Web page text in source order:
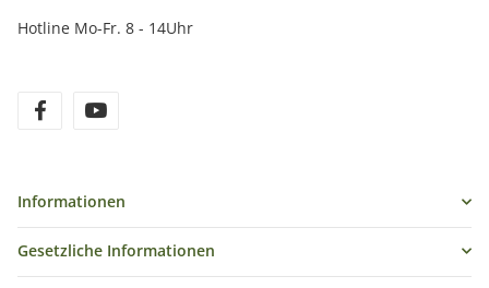
Hotline Mo-Fr. 8 - 14Uhr
Informationen
Gesetzliche Informationen